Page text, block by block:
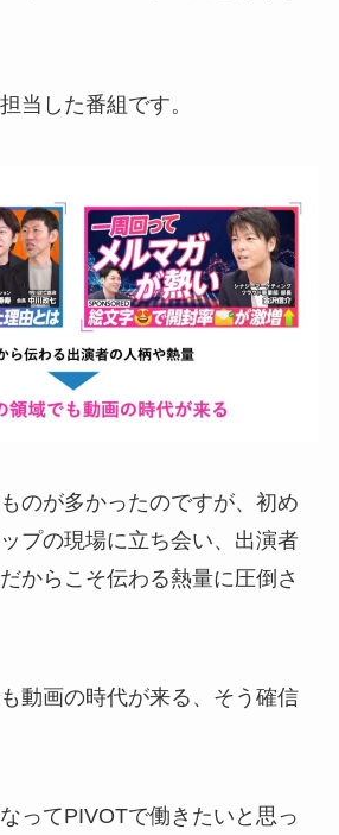
当した番組です。
のが多かったのですが、初め
プの現場に立ち会い、出演者
からこそ伝わる熱量に圧倒さ
動画の時代が来る、そう確信
ってPIVOTで働きたいと思っ